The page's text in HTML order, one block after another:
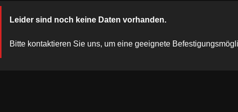
Leider sind noch keine Daten vorhanden.
Bitte kontaktieren Sie uns, um eine geeignete